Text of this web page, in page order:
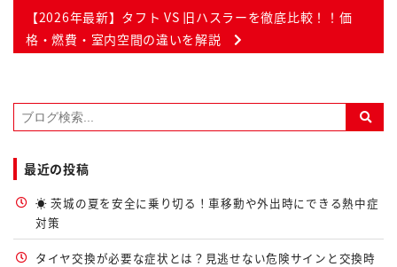
【2026年最新】タフト VS 旧ハスラーを徹底比較！！価
格・燃費・室内空間の違いを解説
最近の投稿
☀️ 茨城の夏を安全に乗り切る！車移動や外出時にできる熱中症
対策
タイヤ交換が必要な症状とは？見逃せない危険サインと交換時